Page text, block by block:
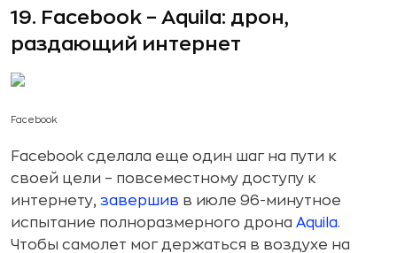
19. Facebook – Aquila: дрон,
раздающий интернет
Facebook
Facebook сделала еще один шаг на пути к
своей цели – повсеместному доступу к
интернету, завершив в июле 96-минутное
испытание полноразмерного дрона Aquila.
Чтобы самолет мог держаться в воздухе на